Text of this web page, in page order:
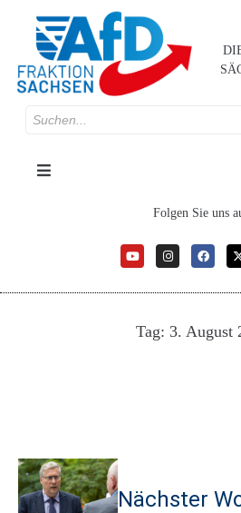
Folgen Sie uns
Tag: 3. August
Nächster